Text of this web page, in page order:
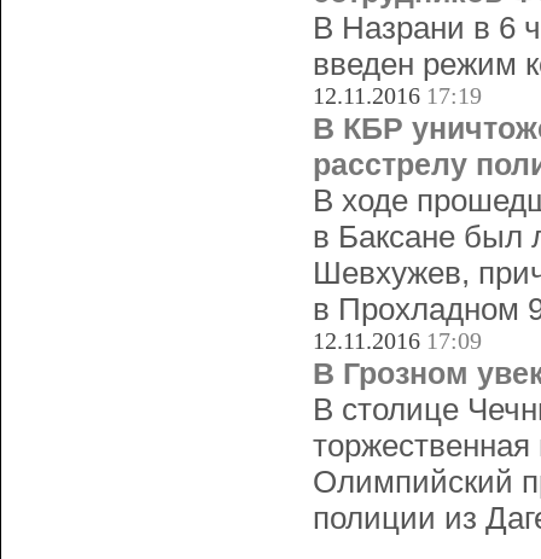
В Назрани в 6
введен режим
12.11.2016 17:19
В КБР
расстрелу
В ходе
в Баксане был
Шевхужев,
в Прохладном
12.11.2016 17:09
В Грозном
В столице
Олимпийский
полиции из